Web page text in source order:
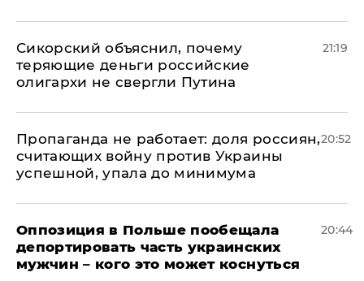
Сикорский объяснил, почему
теряющие деньги российские
олигархи не свергли Путина
21:19
​Пропаганда не работает: доля россиян,
считающих войну против Украины
успешной, упала до минимума
20:52
Оппозиция в Польше пообещала
депортировать часть украинских
мужчин – кого это может коснуться
20:44